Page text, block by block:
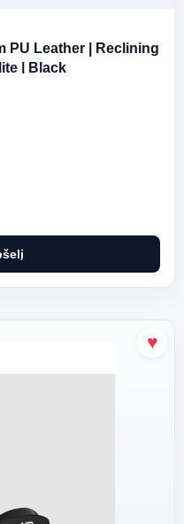
PU Leather | Reclining
| Black